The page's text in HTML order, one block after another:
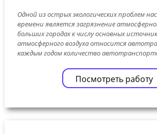
Одной из острых экологических проблем
времени является загрязнение
больших городах к числу основных
атмосферного воздуха относится
каждым годом количество
Посмотреть работу